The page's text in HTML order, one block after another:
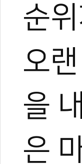
순
오
을
은